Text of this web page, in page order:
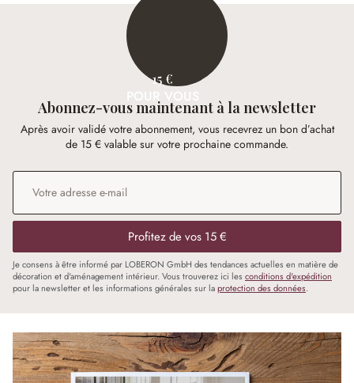
15 €
Abonnez-vous maintenant à la newsletter
Après avoir validé votre abonnement, vous recevrez un bon d’achat
de 15 € valable sur votre prochaine commande.
Adresse e-mail*
Profitez de vos 15 €
Je consens à être informé par LOBERON GmbH des tendances actuelles en matière de
décoration et d'aménagement intérieur. Vous trouverez ici les conditions d'expédition
pour la newsletter et les informations générales sur laprotection des données.